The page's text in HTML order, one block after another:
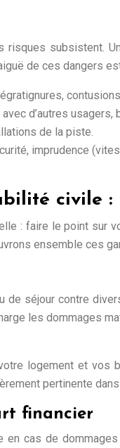
subsistent.
de ces dangers
d’autres
de la piste.
imprudence
civile
: faire le point sur
ensemble ces
de séjour contre
les dommages
logement et vos
pertinente
financier
cas de